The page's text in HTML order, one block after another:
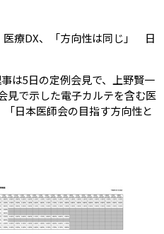
医療DX、「方向性は同じ」 日
は5日の定例会見で、上野賢一
見で示した電子カルテを含む医
日本医師会の目指す方向性と